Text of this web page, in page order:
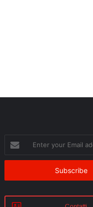
your
Email